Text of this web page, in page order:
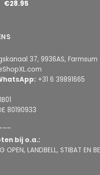
€28.95
37, 9936AS, Farmsum
+31 6 39891665
80190933
bij o.a.:
OPEN, LANDBELL, STIBAT EN